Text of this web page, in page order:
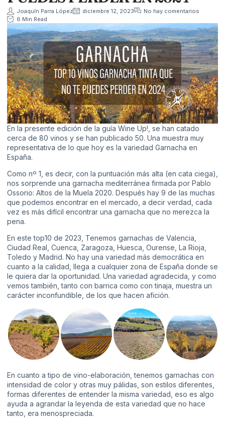
Joaquín Parra López diciembre 12, 2023
No hay comentarios
6 Min Read
En la presente edición de la guía Wine Up! , se han catado
cerca de 80 vinos y se han publicado 50. Una muestra muy
representativa de lo que hoy es la variedad Garnacha en
España.
Como nº 1, es decir, con la puntuación más alta (en cata ciega),
nos sorprende una garnacha mediterránea firmada por Pablo
Ossorio: Altos de la Muela 2020. Después hay 9 de las muchas
que podemos encontrar en el mercado, a decir verdad, cada
vez es más difícil encontrar una garnacha que no merezca la
pena.
En este top10 de 2023, Tenemos garnachas de Valencia,
Ciudad Real, Cuenca, Zaragoza, Huesca, Ourense, La Rioja,
Toledo y Madrid. No hay una variedad más democrática en
cuanto a la calidad, llega a cualquier zona de España donde se
le quiera dar la oportunidad. Una variedad agradecida, y como
vemos también, tanto con barrica como con tinaja, muestra un
carácter inconfundible, de los que hacen afición.
En cuanto a tipo de vino-elaboración, tenemos garnachas con
intensidad de color y otras muy pálidas, son estilos diferentes,
formas diferentes de entender la misma variedad, eso es algo
ayuda a agrandar la leyenda de esta variedad que no hace
tanto, era menospreciada.